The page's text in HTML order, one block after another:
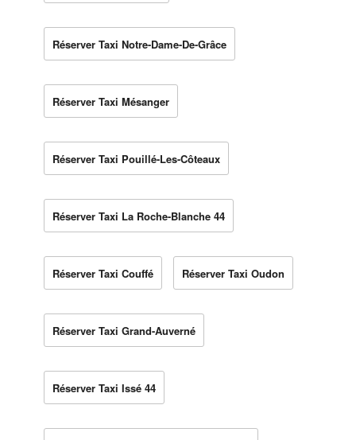
Réserver Taxi Notre-Dame-De-Grâce
Réserver Taxi Mésanger
Réserver Taxi Pouillé-Les-Côteaux
Réserver Taxi La Roche-Blanche 44
Réserver Taxi Couffé Réserver Taxi Oudon
Réserver Taxi Grand-Auverné
Réserver Taxi Issé 44